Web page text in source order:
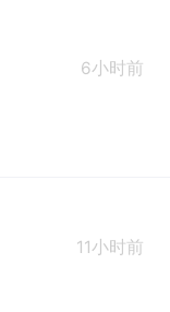
6小时前
11小时前